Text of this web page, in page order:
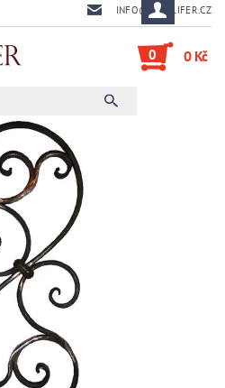
INFO@ARTALIFER.CZ
0 0 Kč